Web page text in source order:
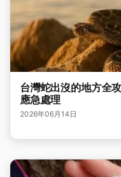
台灣蛇出沒的地方全
應急處理
2026年06月14日